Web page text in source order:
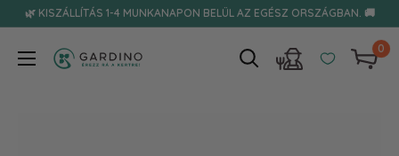
Tovább🌿 KISZÁLLÍTÁS 1-4 MUNKANAPON BELÜL AZ EGÉSZ ORSZÁGBAN. 🚚
Gardino
0